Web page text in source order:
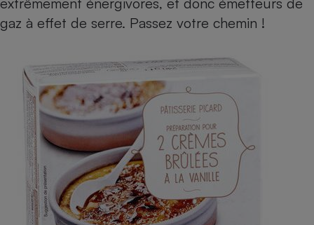
gaz à effet de serre. Passez votre chemin !